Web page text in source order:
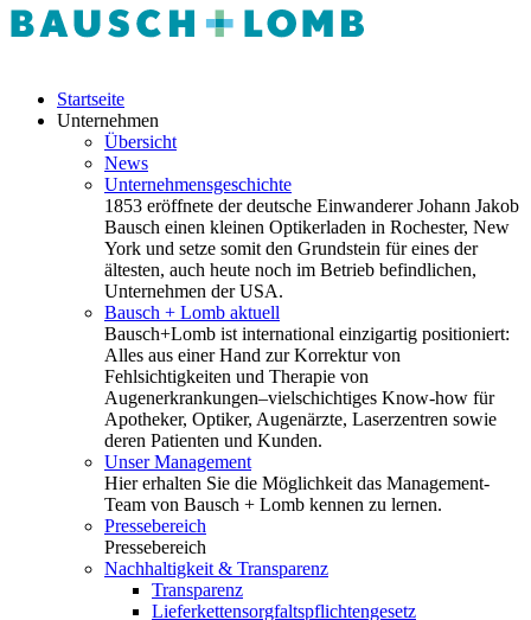
Startseite
Unternehmen
Übersicht
News
Unternehmensgeschichte
1853 eröffnete der deutsche Einwanderer Johann Jakob
Bausch einen kleinen Optikerladen in Rochester, New
York und setze somit den Grundstein für eines der
ältesten, auch heute noch im Betrieb befindlichen,
Unternehmen der USA.
Bausch + Lomb aktuell
Bausch+Lomb ist international einzigartig positioniert:
Alles aus einer Hand zur Korrektur von
Fehlsichtigkeiten und Therapie von
Augenerkrankungen–vielschichtiges Know-how für
Apotheker, Optiker, Augenärzte, Laserzentren sowie
deren Patienten und Kunden.
Unser Management
Hier erhalten Sie die Möglichkeit das Management-
Team von Bausch + Lomb kennen zu lernen.
Pressebereich
Pressebereich
Nachhaltigkeit & Transparenz
Transparenz
Lieferkettensorgfaltspflichtengesetz